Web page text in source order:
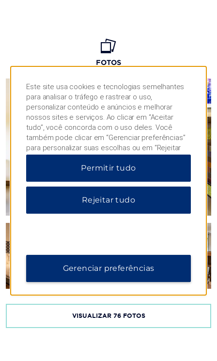
FOTOS
VISUALIZAR 76FOTOS
Este site usa cookies e tecnologias semelhantes
para analisar o tráfego e rastrear o uso,
personalizar conteúdo e anúncios e melhorar
nossos sites e serviços. Ao clicar em “Aceitar
tudo”, você concorda com o uso deles. Você
também pode clicar em “Gerenciar preferências”
para personalizar suas escolhas ou em “Rejeitar
tudo” para permitir apenas cookies essenciais.
Para obter informações adicionais, visite nosso
Permitir tudo
Rejeitar tudo
Gerenciar preferências